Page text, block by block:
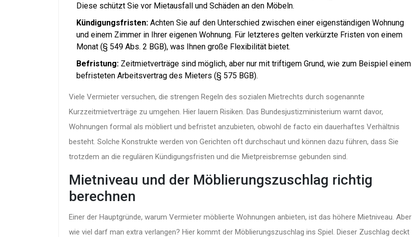
Diese schützt Sie vor Mietausfall und Schäden an den Möbeln.
Kündigungsfristen: Achten Sie auf den Unterschied zwischen einer eigenständigen Wohnung
und einem Zimmer in Ihrer eigenen Wohnung. Für letzteres gelten verkürzte Fristen von einem
Monat (§ 549 Abs. 2 BGB), was Ihnen große Flexibilität bietet.
Befristung: Zeitmietverträge sind möglich, aber nur mit triftigem Grund, wie zum Beispiel einem
befristeten Arbeitsvertrag des Mieters (§ 575 BGB).
Viele Vermieter versuchen, die strengen Regeln des sozialen Mietrechts durch sogenannte
Kurzzeitmietverträge zu umgehen. Hier lauern Risiken. Das Bundesjustizministerium warnt davor,
Wohnungen formal als möbliert und befristet anzubieten, obwohl de facto ein dauerhaftes Verhältnis
besteht. Solche Konstrukte werden von Gerichten oft durchschaut und können dazu führen, dass Sie
trotzdem an die regulären Kündigungsfristen und die Mietpreisbremse gebunden sind.
Mietniveau und der Möblierungszuschlag richtig
berechnen
Einer der Hauptgründe, warum Vermieter möblierte Wohnungen anbieten, ist das höhere Mietniveau. Aber
wie viel darf man extra verlangen? Hier kommt der Möblierungszuschlag ins Spiel. Dieser Zuschlag deckt